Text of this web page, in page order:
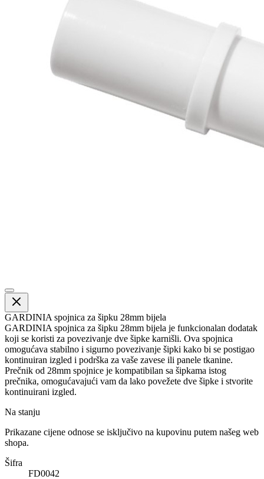
GARDINIA spojnica za šipku 28mm bijela
GARDINIA spojnica za šipku 28mm bijela je funkcionalan dodatak
koji se koristi za povezivanje dve šipke karnišli. Ova spojnica
omogućava stabilno i sigurno povezivanje šipki kako bi se postigao
kontinuiran izgled i podrška za vaše zavese ili panele tkanine.
Prečnik od 28mm spojnice je kompatibilan sa šipkama istog
prečnika, omogućavajući vam da lako povežete dve šipke i stvorite
kontinuirani izgled.
Na stanju
Prikazane cijene odnose se isključivo na kupovinu putem našeg web
shopa.
Šifra
FD0042